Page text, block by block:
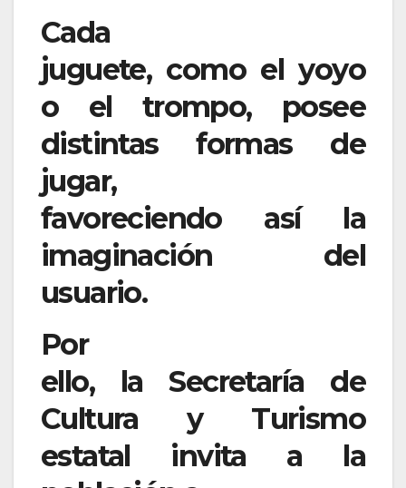
Cada
juguete, como el yoyo
o el trompo, posee
distintas formas de
jugar,
favoreciendo así la
imaginación del
usuario.
Por
ello, la Secretaría de
Cultura y Turismo
estatal invita a la